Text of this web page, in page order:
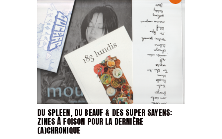
DU SPLEEN, DU BEAUF & DES SUPER SAYENS:
ZINES À FOISON POUR LA DERNIÈRE
(A)CHRONIQUE